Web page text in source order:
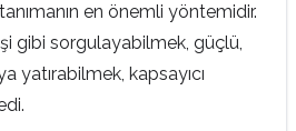
en önemli yöntemidir.
gibi sorgulayabilmek, güçlü,
yatırabilmek, kapsayıcı